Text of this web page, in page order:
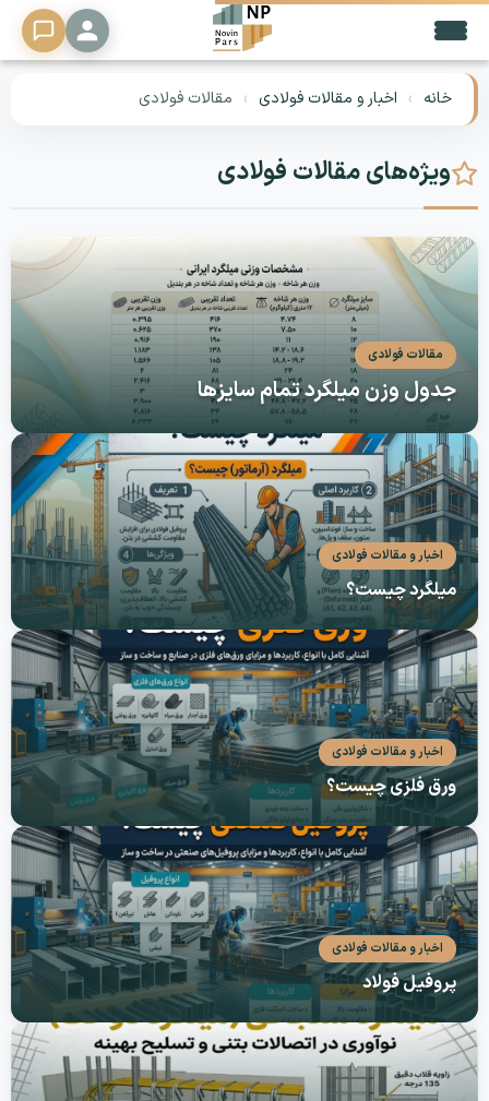
🔍
محصولات ▼
خدمات
تحلیل
فرصت
شغلی
تماس
با
ما
خانه › اخبار و مقالات فولادی › مقالات فولادی
ویژه‌های مقالات فولادی
مقالات فولادی
جدول وزن میلگرد تمام سایزها
اخبار و مقالات فولادی
میلگرد چیست؟
اخبار و مقالات فولادی
ورق فلزی چیست؟
اخبار و مقالات فولادی
پروفیل فولاد